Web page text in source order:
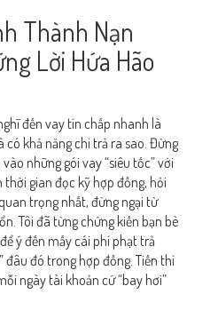
Thành Nạn
Lời Hứa Hão
đến vay tín chấp nhanh là
có khả năng chi trả ra sao. Đừng
những gói vay “siêu tốc” với
thời gian đọc kỹ hợp đồng, hỏi
trọng nhất, đừng ngại từ
Tôi đã từng chứng kiến bạn bè
ý đến mấy cái phí phạt trả
đâu đó trong hợp đồng. Tiền thì
ngày tài khoản cứ “bay hơi”